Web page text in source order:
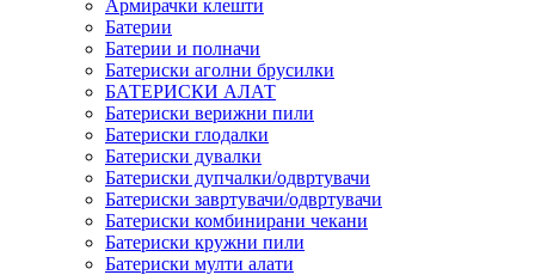
Армирачки клешти
Батерии
Батерии и полначи
Батериски аголни брусилки
БАТЕРИСКИ АЛАТ
Батериски верижни пили
Батериски глодалки
Батериски дувалки
Батериски дупчалки/одвртувачи
Батериски завртувачи/одвртувачи
Батериски комбинирани чекани
Батериски кружни пили
Батериски мулти алати